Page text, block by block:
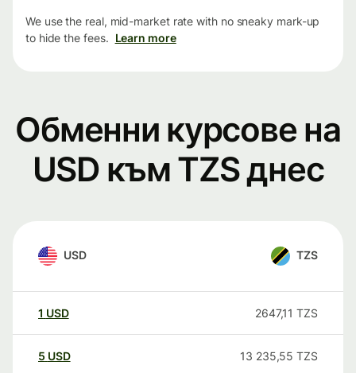
We use the real, mid-market rate with no sneaky mark-up
to hide the fees. Learn more
Обменни курсове на
USD към TZS днес
USD TZS
1 USD 2647,11 TZS
5 USD 13 235,55 TZS